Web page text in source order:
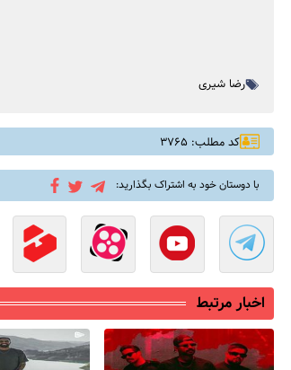
رضا شیری
کد مطلب: ۳۷۶۵
با دوستان خود به اشتراک بگذارید:
اخبار مرتبط